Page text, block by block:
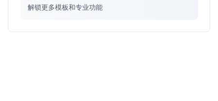
解锁更多模板和专业功能